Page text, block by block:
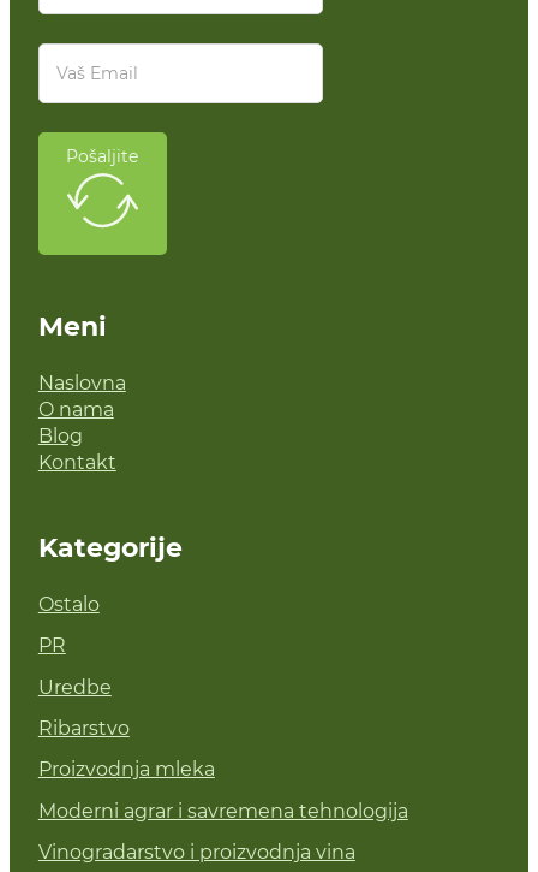
Pošaljite
Meni
Naslovna
O nama
Blog
Kontakt
Kategorije
Ostalo
PR
Uredbe
Ribarstvo
Proizvodnja mleka
Moderni agrar i savremena tehnologija
Vinogradarstvo i proizvodnja vina